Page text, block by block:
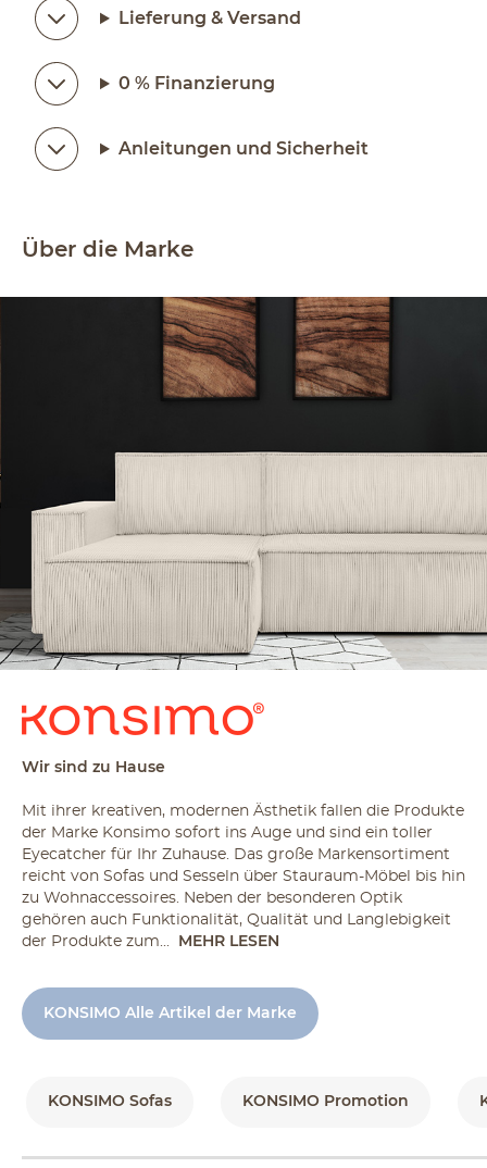
Lieferung & Versand
0 % Finanzierung
Anleitungen und Sicherheit
Über die Marke
Wir sind zu Hause
Mit ihrer kreativen, modernen Ästhetik fallen die Produkte
der Marke Konsimo sofort ins Auge und sind ein toller
Eyecatcher für Ihr Zuhause. Das große Markensortiment
reicht von Sofas und Sesseln über Stauraum-Möbel bis hin
zu Wohnaccessoires. Neben der besonderen Optik
gehören auch Funktionalität, Qualität und Langlebigkeit
der Produkte zum...
MEHR LESEN
KONSIMO Alle Artikel der Marke
KONSIMO Sofas KONSIMO Promotion